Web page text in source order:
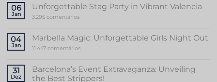
to
a
Memorable
Party
06
Jan
Unforgettable Stag Party in Vibrant Valencia
3.295 comentáriosem
Party
in
Vibrant
04
Jan
Marbella Magic: Unforgettable Girls Night Out
11.447 comentáriosem
Unforgettable
Girls
Night
31
Dez
Barcelona’s Event Extravaganza: Unveiling
the Best Strippers!